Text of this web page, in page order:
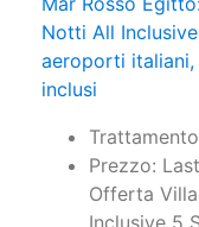
Notti All
aeroporti
inclusi
Prezzo:
Offerta
Inclusive 5